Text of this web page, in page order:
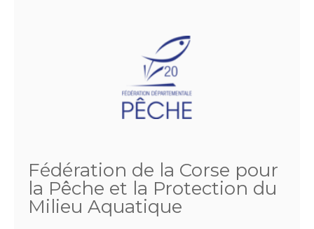
Fédération de la Corse pour
la Pêche et la Protection du
Milieu Aquatique